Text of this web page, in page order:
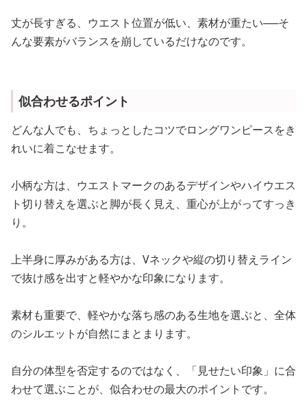
丈が長すぎる、ウエスト位置が低い、素材が重たい──そ
んな要素がバランスを崩しているだけなのです。
似合わせるポイント
どんな人でも、ちょっとしたコツでロングワンピースをき
れいに着こなせます。
小柄な方は、ウエストマークのあるデザインやハイウエス
ト切り替えを選ぶと脚が長く見え、重心が上がってすっき
り。
上半身に厚みがある方は、Vネックや縦の切り替えライン
で抜け感を出すと軽やかな印象になります。
素材も重要で、軽やかな落ち感のある生地を選ぶと、全体
のシルエットが自然にまとまります。
自分の体型を否定するのではなく、「見せたい印象」に合
わせて選ぶことが、似合わせの最大のポイントです。